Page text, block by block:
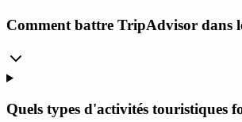
Comment battre TripAdvisor dans
Quels types d'activités touristiques